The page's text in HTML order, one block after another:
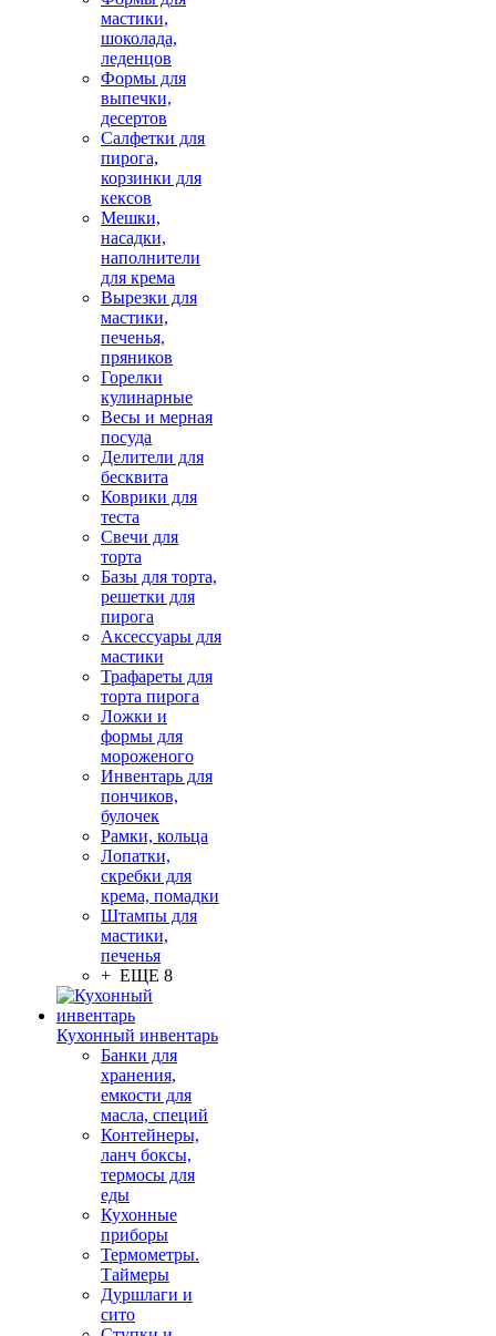
мастики,
шоколада,
леденцов
Формы для
выпечки,
десертов
Салфетки для
пирога,
корзинки для
кексов
Мешки,
насадки,
наполнители
для крема
Вырезки для
мастики,
печенья,
пряников
Горелки
кулинарные
Весы и мерная
посуда
Делители для
бесквита
Коврики для
теста
Свечи для
торта
Базы для торта,
решетки для
пирога
Аксессуары для
мастики
Трафареты для
торта пирога
Ложки и
формы для
мороженого
Инвентарь для
пончиков,
булочек
Рамки, кольца
Лопатки,
скребки для
крема, помадки
Штампы для
мастики,
печенья
+ ЕЩЕ 8
Кухонный инвентарь
Банки для
хранения,
емкости для
масла, специй
Контейнеры,
ланч боксы,
термосы для
еды
Кухонные
приборы
Термометры.
Таймеры
Дуршлаги и
сито